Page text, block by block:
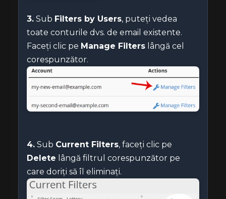
3. Sub Filters by Users, puteți vedea
toate conturile dvs. de email existente.
Faceți clic pe Manage Filters lângă cel
corespunzător.
4. Sub Current Filters, faceți clic pe
Delete lângă filtrul corespunzător pe
care doriți să îl eliminați.